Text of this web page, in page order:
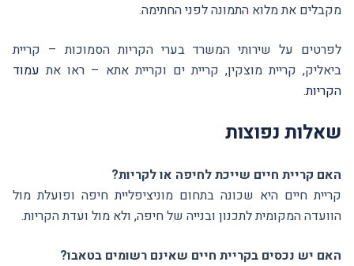
מקבלים את מלוא התמונה לפני החתימה.
לפרטים על שירותי המשרד בערי הקריות הסמוכות – קריית
ביאליק, קריית מוצקין, קריית ים וקריית אתא – ראו את עמוד
הקריות.
שאלות נפוצות
האם קריית חיים שייכת לחיפה או לקריות?
קריית חיים היא שכונה בתחום מוניציפליית חיפה ופועלת מול
הוועדה המקומית לתכנון ובנייה של חיפה, ולא מול ועדת הקריות.
האם יש נכסים בקריית חיים שאינם רשומים בטאבו?